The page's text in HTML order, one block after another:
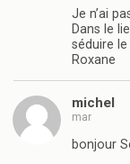
Je n’ai
Dans le
séduire
Roxane
michel
mar
bonjour